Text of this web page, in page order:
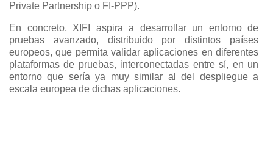
Private Partnership o FI-PPP).
En concreto, XIFI aspira a desarrollar un entorno de
pruebas avanzado, distribuido por distintos países
europeos, que permita validar aplicaciones en diferentes
plataformas de pruebas, interconectadas entre sí, en un
entorno que sería ya muy similar al del despliegue a
escala europea de dichas aplicaciones.